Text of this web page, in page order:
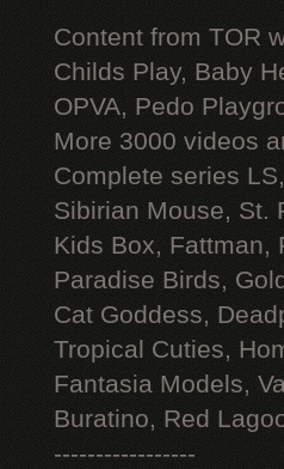
Content from TOR
Childs Play, Baby
OPVA, Pedo
More 3000 videos
Complete series
Sibirian Mouse, St.
Kids Box, Fattman,
Paradise Birds,
Cat Goddess,
Tropical Cuties,
Fantasia Models,
Buratino, Red
-----------------